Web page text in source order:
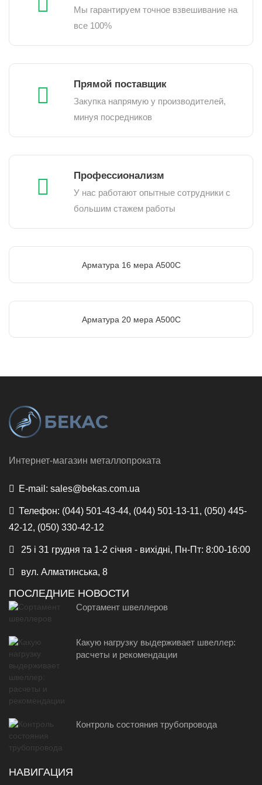
Мы гарантируем точное взвешивание на
все 100%
Прямой поставщик
Закупка напрямую у производителей,
минуя посредников
Профессионализм
У нас работают опытные сотрудники с
большим стажем работы
Арматура 16 мера А500С
Арматура 20 мера А500С
Интернет-магазин металлопроката
E-mail: sales@bekas.com.ua
Телефон: (044) 501-43-44, (044) 501-13-11, (050) 445-
42-12, (050) 330-42-12
25 і 31 грудня та 1-2 січня - вихідні, Пн-Пт: 8:00-16:00
вул. Алматинська, 8
ПОСЛЕДНИЕ НОВОСТИ
Сортамент швеллеров
Какую нагрузку выдерживает швеллер:
расчеты и рекомендации
Контроль состояния трубопровода
НАВИГАЦИЯ